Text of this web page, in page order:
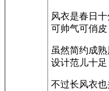
风衣是春日
可帅气可俏皮
虽然简约成
设计范儿十
不过长风衣